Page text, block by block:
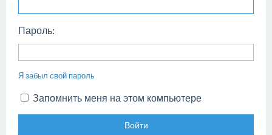
Пароль:
Я забыл свой пароль
Запомнить меня на этом компьютере